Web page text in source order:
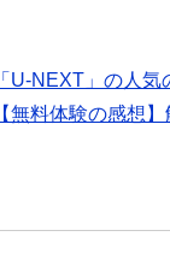
「U-NEXT」の人
【無料体験の感想